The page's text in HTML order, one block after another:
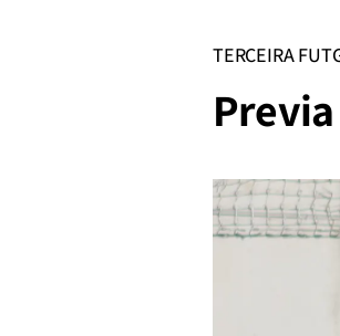
TERCEIRA